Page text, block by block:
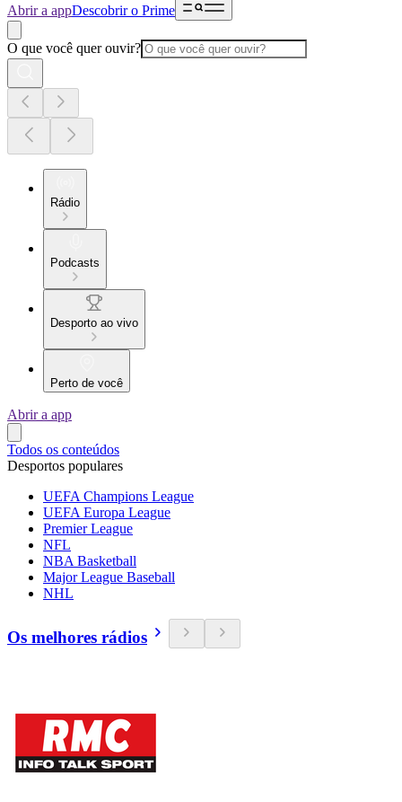
Abrir a appDescobrir o Prime
O que você quer ouvir?
Rádio
Podcasts
Desporto ao vivo
Perto de você
Abrir a app
Todos os conteúdos
Desportos populares
UEFA Champions League
UEFA Europa League
Premier League
NFL
NBA Basketball
Major League Baseball
NHL
Os melhores rádios